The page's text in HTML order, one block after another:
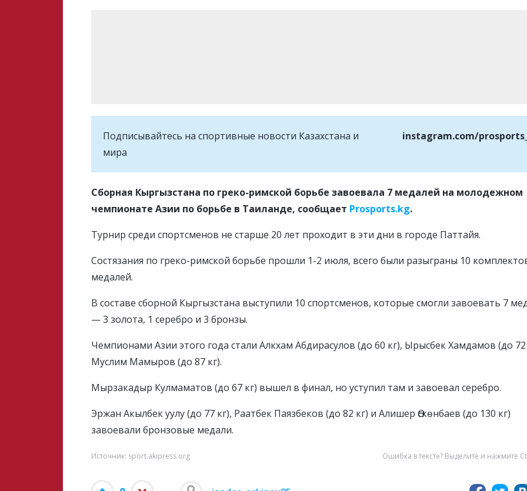
Подписывайтесь на cпортивные новости Казахстана и
мира
instagram.com/
Сборная Кыргызстана по греко-римской борьбе завоевала 7 медалей на молодежном
чемпионате Азии по борьбе в Таиланде, сообщает Prosports.kg.
Турнир среди спортсменов не старше 20 лет проходит в эти дни в городе Паттайя.
Состязания по греко-римской борьбе прошли 1-2 июля, всего были разыграны 10
медалей.
В составе сборной Кыргызстана выступили 10 спортсменов, которые смогли завоевать 7
— 3 золота, 1 серебро и 3 бронзы.
Чемпионами Азии этого года стали Алкхам Абдирасулов (до 60 кг), Ырысбек Хамдамов (до 72
Муслим Мамыров (до 87 кг).
Мырзакадыр Кулмаматов (до 67 кг) вышел в финал, но уступил там и завоевал серебро.
Эржан Акылбек уулу (до 77 кг), Раатбек Паязбеков (до 82 кг) и Алишер Өскөнбаев (до 130 кг)
завоевали бронзовые медали.
Источник: sport.akipress.org Ошибка в тексте? Выделите и нажмите